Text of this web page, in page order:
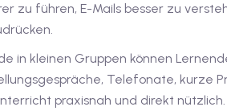
zu führen, E-Mails besser zu
in kleinen Gruppen können
Telefonate, kurze
praxisnah und direkt nützlich.